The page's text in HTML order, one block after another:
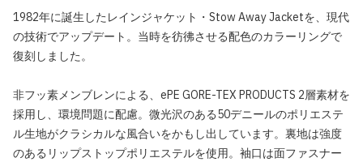
1982年に誕生したレインジャケット・Stow Away Jacketを、現代
の技術でアップデート。当時を彷彿させる配色のカラーリングで
復刻しました。
非フッ素メンブレンによる、ePE GORE-TEX PRODUCTS 2層素材を
採用し、環境問題に配慮。微光沢のある50デニールのポリエステ
ル生地がクラシカルな風合いをかもし出しています。裏地は強度
のあるリップストップポリエステルを使用。袖口は面ファスナー